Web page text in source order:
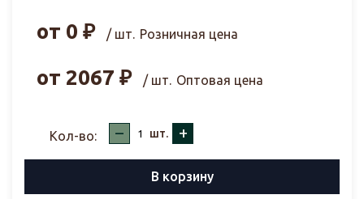
от 0 ₽ / шт. Розничная цена
от 2067 ₽ / шт. Оптовая цена
Кол-во: – шт. +
В корзину